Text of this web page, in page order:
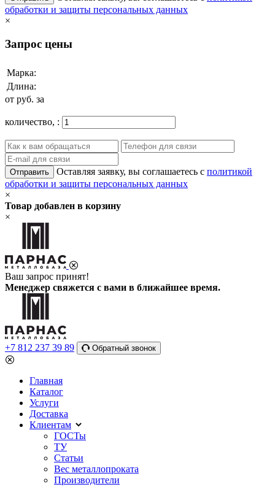
обработки и защиты персональных данных
×
Запрос цены
Марка:
Длина:
от руб. за
количество, :
Отправить Оставляя заявку, вы соглашаетесь с политикой
обработки и защиты персональных данных
×
Товар добавлен в корзину
×
Ваш запрос принят!
Менеджер свяжется с вами в ближайшее время.
+7 812 237 39 89 Обратный звонок
Главная
Каталог
Услуги
Доставка
Клиентам
ГОСТы
ТУ
Статьи
Вес металлопроката
Производители